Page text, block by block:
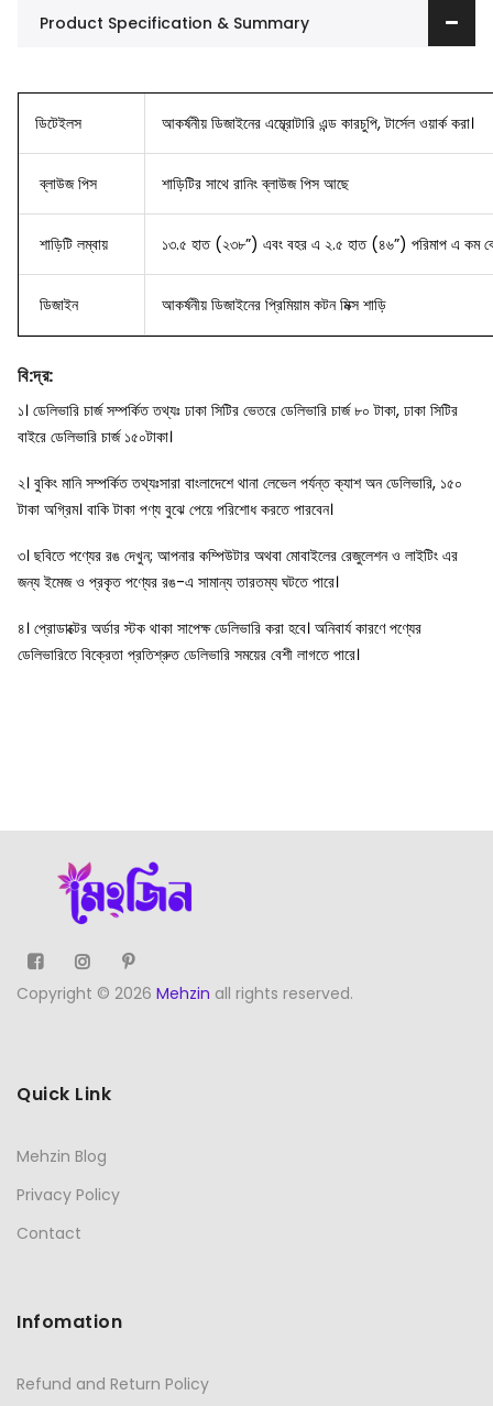
Product Specification & Summary
ডিটেইলস আকর্ষনীয় ডিজাইনের এম্ব্রোটারি এন্ড কারচুপি, টার্সেল ওয়ার্ক করা।
ব্লাউজ পিস শাড়িটির সাথে রানিং ব্লাউজ পিস আছে
শাড়িটি লম্বায় ১৩.৫ হাত (২৩৮”) এবং বহর এ ২.৫ হাত (৪৬”) পরিমাপ এ কম
ডিজাইন আকর্ষনীয় ডিজাইনের প্রিমিয়াম কটন মিক্স শাড়ি
বি:দ্র:
১। ডেলিভারি চার্জ সম্পর্কিত তথ্যঃ ঢাকা সিটির ভেতরে ডেলিভারি চার্জ ৮০ টাকা, ঢাকা সিটির
বাইরে ডেলিভারি চার্জ ১৫০টাকা।
২। বুকিং মানি সম্পর্কিত তথ্যঃসারা বাংলাদেশে থানা লেভেল পর্যন্ত ক্যাশ অন ডেলিভারি, ১৫০
টাকা অগ্রিম। বাকি টাকা পণ্য বুঝে পেয়ে পরিশোধ করতে পারবেন।
৩। ছবিতে পণ্যের রঙ দেখুন; আপনার কম্পিউটার অথবা মোবাইলের রেজুলেশন ও লাইটিং এর
জন্য ইমেজ ও প্রকৃত পণ্যের রঙ-এ সামান্য তারতম্য ঘটতে পারে।
৪। প্রোডাক্টের অর্ডার স্টক থাকা সাপেক্ষ ডেলিভারি করা হবে। অনিবার্য কারণে পণ্যের
ডেলিভারিতে বিক্রেতা প্রতিশ্রুত ডেলিভারি সময়ের বেশী লাগতে পারে।
Copyright © 2026 Mehzin all rights reserved.
Quick Link
Mehzin Blog
Privacy Policy
Contact
Infomation
Refund and Return Policy